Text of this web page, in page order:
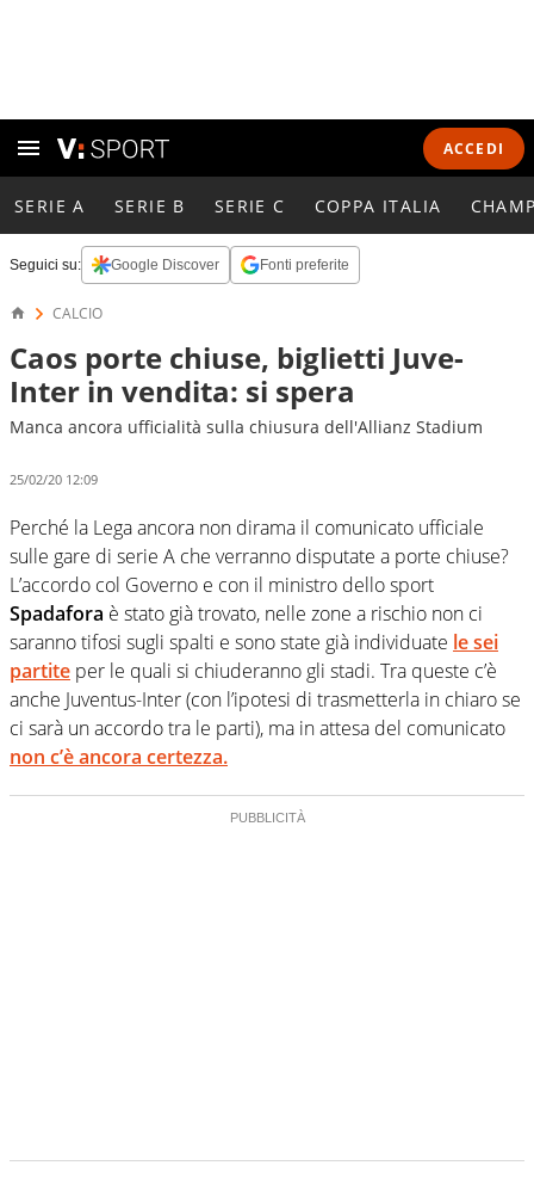
ACCEDI
SERIE A SERIE B SERIE C COPPA ITALIA
Seguici su: Google Discover Fonti preferite
CALCIO
Caos porte chiuse, biglietti Juve-
Inter in vendita: si spera
Manca ancora ufficialità sulla chiusura dell'Allianz Stadium
25/02/20 12:09
Perché la Lega ancora non dirama il comunicato ufficiale
sulle gare di serie A che verranno disputate a porte chiuse?
L’accordo col Governo e con il ministro dello sport
Spadafora è stato già trovato, nelle zone a rischio non ci
saranno tifosi sugli spalti e sono state già individuate le sei
partite per le quali si chiuderanno gli stadi. Tra queste c’è
anche Juventus-Inter (con l’ipotesi di trasmetterla in chiaro se
ci sarà un accordo tra le parti), ma in attesa del comunicato
non c’è ancora certezza.